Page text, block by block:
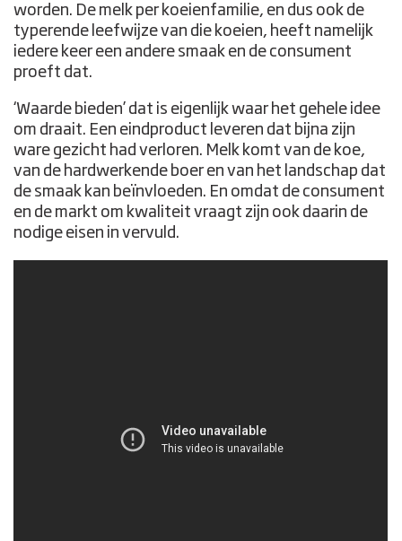
worden. De melk per koeienfamilie, en dus ook de
typerende leefwijze van die koeien, heeft namelijk
iedere keer een andere smaak en de consument
proeft dat.
‘Waarde bieden’ dat is eigenlijk waar het gehele idee
om draait. Een eindproduct leveren dat bijna zijn
ware gezicht had verloren. Melk komt van de koe,
van de hardwerkende boer en van het landschap dat
de smaak kan beïnvloeden. En omdat de consument
en de markt om kwaliteit vraagt zijn ook daarin de
nodige eisen in vervuld.